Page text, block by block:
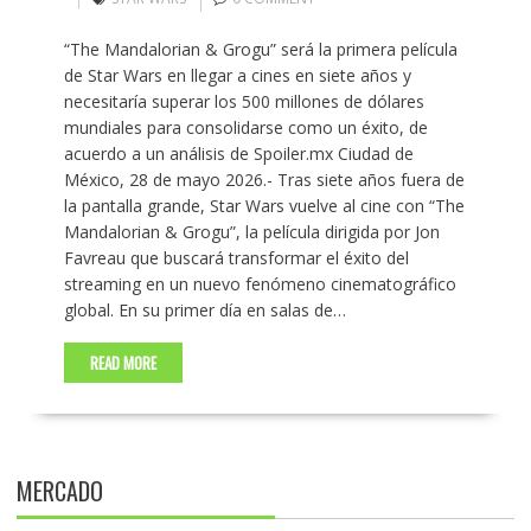
“The Mandalorian & Grogu” será la primera película
de Star Wars en llegar a cines en siete años y
necesitaría superar los 500 millones de dólares
mundiales para consolidarse como un éxito, de
acuerdo a un análisis de Spoiler.mx Ciudad de
México, 28 de mayo 2026.- Tras siete años fuera de
la pantalla grande, Star Wars vuelve al cine con “The
Mandalorian & Grogu”, la película dirigida por Jon
Favreau que buscará transformar el éxito del
streaming en un nuevo fenómeno cinematográfico
global. En su primer día en salas de…
READ MORE
MERCADO